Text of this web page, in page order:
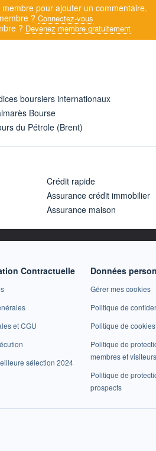
pour ajouter un commentaire.
? Connectez-vous
? Devenez membre gratuitement
boursiers internationaux
Bourse
du Pétrole (Brent)
Crédit rapide
Assurance crédit immobilier
Assurance maison
Contractuelle
et CGU
sélection 2024
Données
Gérer mes cookies
Politique de
Politique de cookies
Politique de
membres et visiteurs
Politique de
prospects